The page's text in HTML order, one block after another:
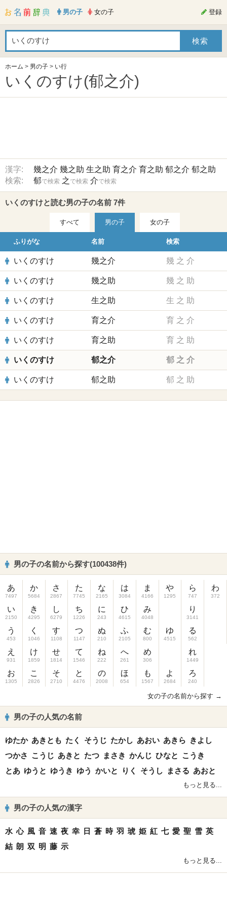
男の子 女の子 登録
ホーム > 男の子 > い行
いくのすけ(郁之介)
漢字: 幾之介 幾之助 生之助 育之介 育之助 郁之介 郁之助
検索:
郁で検索 之 で検索 介で検索
いくのすけと読む男の子の名前 7件
すべて 男の子 女の子
ふりがな 名前 検索
いくのすけ 幾之介 幾 之 介
いくのすけ 幾之助 幾 之 助
いくのすけ 生之助 生 之 助
いくのすけ 育之介 育 之 介
いくのすけ 育之助 育 之 助
いくのすけ 郁之介 郁 之 介
いくのすけ 郁之助 郁 之 助
男の子の名前から探す(100438件)
あ
7497
い
2150
う
453
え
931
お
1305
か
5684
き
4295
く
1046
け
1859
こ
2826
さ
2867
し
6279
す
1108
せ
1814
そ
2710
た
7745
ち
1226
つ
1147
て
1546
と
4476
な
2165
に
243
ぬ
210
ね
222
の
2008
は
3084
ひ
4615
ふ
2105
へ
261
ほ
654
ま
4166
み
4048
む
800
め
306
も
1567
や
1295
ゆ
4515
よ
2684
ら
747
り
3141
る
562
れ
1449
ろ
240
わ
372
女の子の名前から探す →
男の子の人気の名前
ゆたか あきとも たく そうじ たかし あおい あきら きよし
つかさ こうじ あきと たつ まさき かんじ ひなと こうき
とあ ゆうと ゆうき ゆう かいと りく そうし まさる あおと
もっと見る...
男の子の人気の漢字
水 心 風 音 速 夜 幸 日 蒼 時 羽 琥 姫 紅 七 愛 聖 雪 英
結 朗 双 明 藤 示
もっと見る...